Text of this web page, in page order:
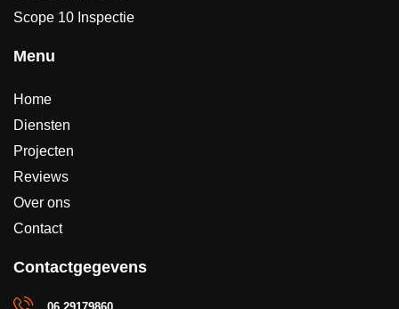
Scope 10 Inspectie
Menu
Home
Diensten
Projecten
Reviews
Over ons
Contact
Contactgegevens